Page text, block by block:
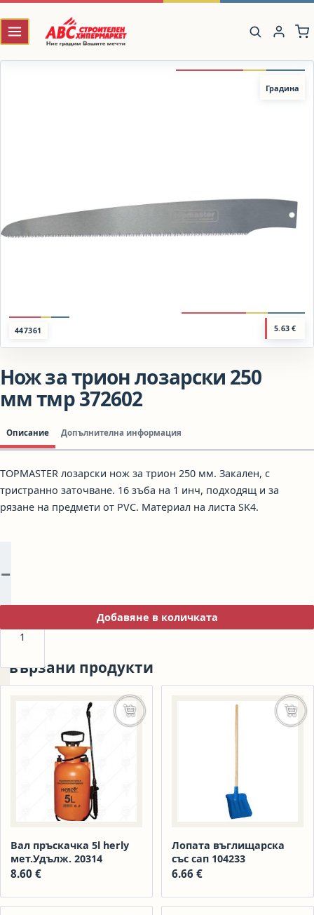
Градина
447361 5.63 €
Нож за трион лозарски 250
мм тмр 372602
Описание Допълнителна информация
TOPMASTER лозарски нож за трион 250 мм. Закален, с
тристранно заточване. 16 зъба на 1 инч, подходящ и за
рязане на предмети от PVC. Материал на листа SK4.
−
количество за Нож за трион лозарски 250 мм тмр 372602
Добавяне в количката
Свързани продукти
Вал пръскачка 5l herly
мет.Удълж. 20314
8.60 €
Добавяне в количката
Лопата въглищарска
със сап 104233
6.66 €